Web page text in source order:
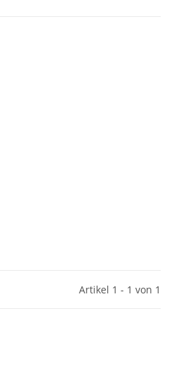
Artikel 1 - 1 von 1